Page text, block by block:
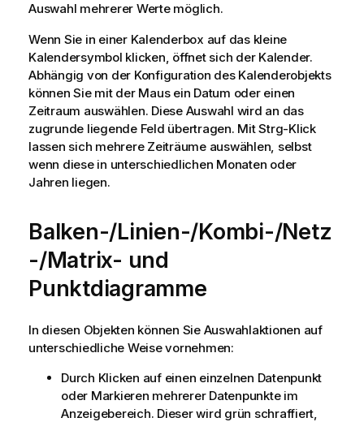
Auswahl mehrerer Werte möglich.
Wenn Sie in einer Kalenderbox auf das kleine
Kalendersymbol klicken, öffnet sich der Kalender.
Abhängig von der Konfiguration des Kalenderobjekts
können Sie mit der Maus ein Datum oder einen
Zeitraum auswählen. Diese Auswahl wird an das
zugrunde liegende Feld übertragen. Mit Strg-Klick
lassen sich mehrere Zeiträume auswählen, selbst
wenn diese in unterschiedlichen Monaten oder
Jahren liegen.
Balken-/Linien-/Kombi-/Netz
-/Matrix- und
Punktdiagramme
In diesen Objekten können Sie Auswahlaktionen auf
unterschiedliche Weise vornehmen:
Durch Klicken auf einen einzelnen Datenpunkt
oder Markieren mehrerer Datenpunkte im
Anzeigebereich. Dieser wird grün schraffiert,